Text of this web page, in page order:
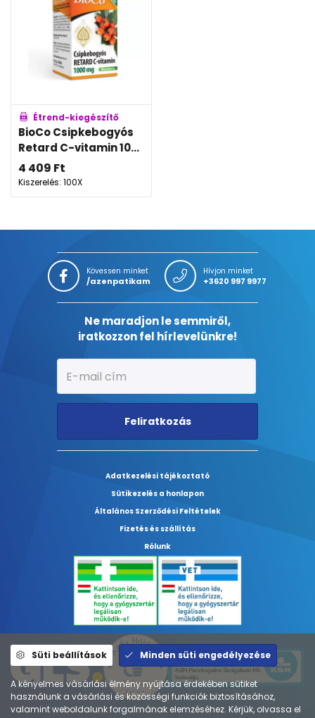
Étrend-kiegészítő
BioCo Csipkebogyós
Retard C-vitamin 10...
4 409 Ft
Kiszerelés: 100X
Kövessen minket
/azenpatikam
Hívjon minket
+3620 997 9977
Ne maradjon le semmiről,
iratkozzon fel hírlevelünkre!
Feliratkozás
Adatkezelési tájékoztató
Sütikezelés a honlapon
Általános Szerződési Feltételek
Fizetés és szállítás
Rólunk
Süti beállítások Minden süti engedélyezése
A kényelmes vásárlási élmény nyújtása érdekében sütiket
használunk a vásárlási és közösségi funkciók biztosításához,
valamint weboldalunk forgalmának elemzéséhez. Kérjük, olvassa el